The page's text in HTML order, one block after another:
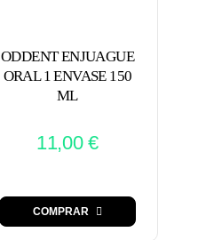
ODDENT ENJUAGUE
ORAL 1 ENVASE 150
ML
11,00€
COMPRAR